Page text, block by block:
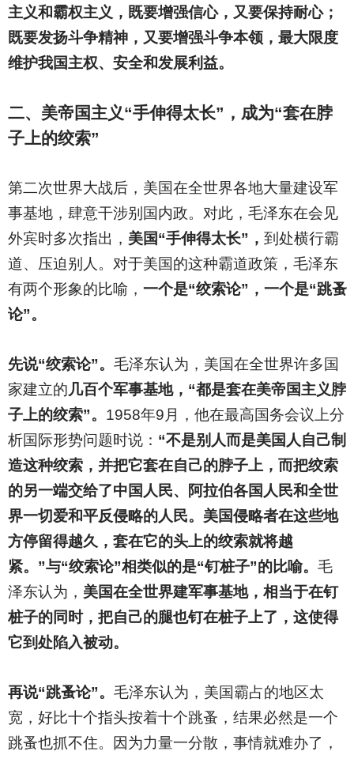
主义和霸权主义，既要增强信心，又要保持耐心；
既要发扬斗争精神，又要增强斗争本领，最大限度
维护我国主权、安全和发展利益。
二、美帝国主义“手伸得太长”，成为“套在脖
子上的绞索”
第二次世界大战后，美国在全世界各地大量建设军
事基地，肆意干涉别国内政。对此，毛泽东在会见
外宾时多次指出， 美国“手伸得太长”， 到处横行霸
道、压迫别人。对于美国的这种霸道政策，毛泽东
有两个形象的比喻， 一个是“绞索论”，一个是“跳蚤
论”。
先说“绞索论”。 毛泽东认为，美国在全世界许多国
家建立的几百个军事基地，“都是套在美帝国主义脖
子上的绞索”。 1958年9月，他在最高国务会议上分
析国际形势问题时说： “不是别人而是美国人自己制
造这种绞索，并把它套在自己的脖子上，而把绞索
的另一端交给了中国人民、阿拉伯各国人民和全世
界一切爱和平反侵略的人民。美国侵略者在这些地
方停留得越久，套在它的头上的绞索就将越
紧。”与“绞索论”相类似的是“钉桩子”的比喻。 毛
泽东认为， 美国在全世界建军事基地，相当于在钉
桩子的同时，把自己的腿也钉在桩子上了，这使得
它到处陷入被动。
再说“跳蚤论”。 毛泽东认为，美国霸占的地区太
宽，好比十个指头按着十个跳蚤，结果必然是一个
跳蚤也抓不住。因为力量一分散，事情就难办了，